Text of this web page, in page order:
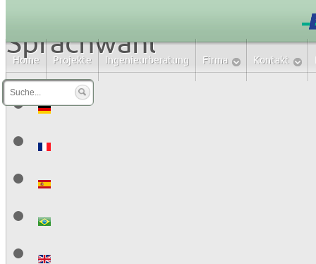
Home Projekte Ingenieurberatung Firma Kontakt
Sprachwahl